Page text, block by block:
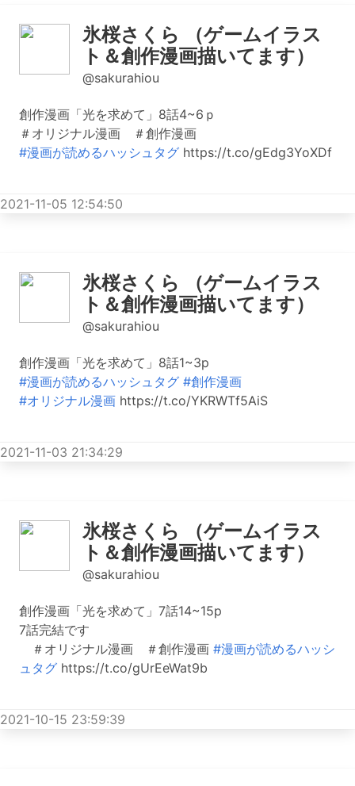
氷桜さくら （ゲームイラス
ト＆創作漫画描いてます）
@sakurahiou
創作漫画「光を求めて」8話4~6ｐ
＃オリジナル漫画 ＃創作漫画
#漫画が読めるハッシュタグ https://t.co/gEdg3YoXDf
2021-11-05 12:54:50
氷桜さくら （ゲームイラス
ト＆創作漫画描いてます）
@sakurahiou
創作漫画「光を求めて」8話1~3p
#漫画が読めるハッシュタグ #創作漫画
#オリジナル漫画 https://t.co/YKRWTf5AiS
2021-11-03 21:34:29
氷桜さくら （ゲームイラス
ト＆創作漫画描いてます）
@sakurahiou
創作漫画「光を求めて」7話14~15p
7話完結です
＃オリジナル漫画 ＃創作漫画 #漫画が読めるハッシ
ュタグ https://t.co/gUrEeWat9b
2021-10-15 23:59:39